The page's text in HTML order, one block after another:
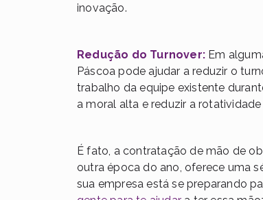
inovação.
Redução do Turnover: Em
Páscoa pode ajudar a reduzir o
trabalho da equipe existente
a moral alta e reduzir a
É fato, a contratação de mão de
outra época do ano, oferece uma
sua empresa está se preparando